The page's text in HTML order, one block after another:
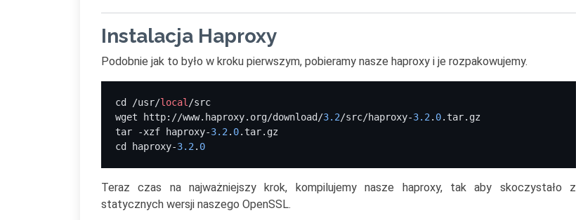
Instalacja Haproxy
Podobnie jak to było w kroku pierwszym, pobieramy nasze haproxy i je rozpakowujemy.
cd /usr/local /src
wget http://www.haproxy.org/download/3.2/src/haproxy-3.2 . 0.tar.gz
tar -xzf haproxy-3.2 . 0.tar.gz
cd haproxy-3.2 . 0
Teraz czas na najważniejszy krok, kompilujemy nasze haproxy, tak aby skoczystało z
statycznych wersji naszego OpenSSL.